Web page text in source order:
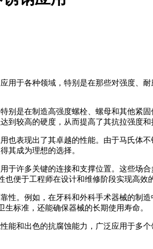
用于各种领域，特别是在那些对强度
别是在制造高强度螺栓、螺母和其他紧
到较高的硬度，从而提高了其抗拉强度
也表现出了其卓越的性能。由于马氏体
其成为理想的选择。
于许多关键的连接和支撑位置。这些场
便于工程师在设计和维修阶段实现高效
性。例如，在牙科和外科手术器械的制
标准，还能确保器械的长期使用寿命。
能和出色的抗腐蚀能力，广泛应用于多